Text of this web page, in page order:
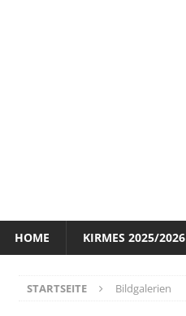
HOME KIRMES 2025/2026
STARTSEITE Bildgalerien